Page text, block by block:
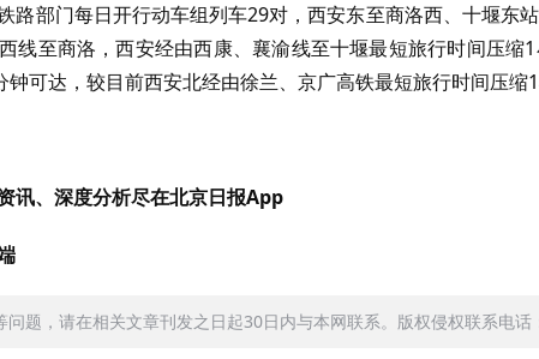
路部门每日开行动车组列车29对，西安东至商洛西、十堰东
线至商洛，西安经由西康、襄渝线至十堰最短旅行时间压缩
可达，较目前西安北经由徐兰、京广高铁最短旅行时间压缩1
讯、深度分析尽在北京日报App
问题，请在相关文章刊发之日起30日内与本网联系。版权侵权联系电